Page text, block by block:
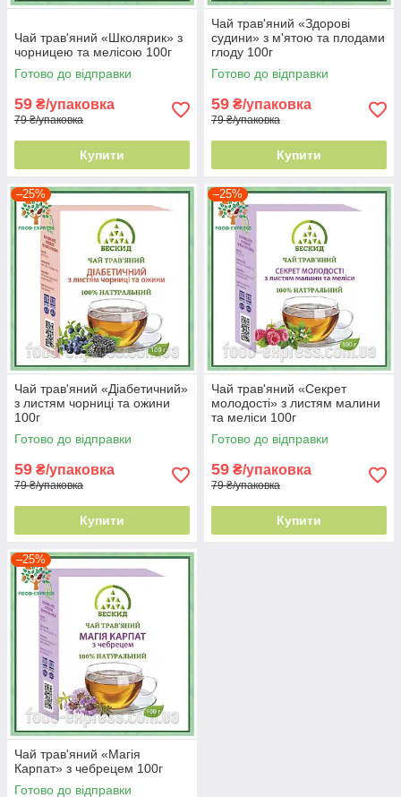
Чай трав'яний «Школярик» з
чорницею та мелісою 100г
Готово до відправки
59 ₴/упаковка
79 ₴/упаковка
Купити
Чай трав'яний «Здорові
судини» з м'ятою та плодами
глоду 100г
Готово до відправки
59 ₴/упаковка
79 ₴/упаковка
Купити
–25%
Чай трав'яний «Діабетичний»
з листям чорниці та ожини
100г
Готово до відправки
59 ₴/упаковка
79 ₴/упаковка
Купити
–25%
Чай трав'яний «Секрет
молодості» з листям малини
та меліси 100г
Готово до відправки
59 ₴/упаковка
79 ₴/упаковка
Купити
–25%
Чай трав'яний «Магія
Карпат» з чебрецем 100г
Готово до відправки